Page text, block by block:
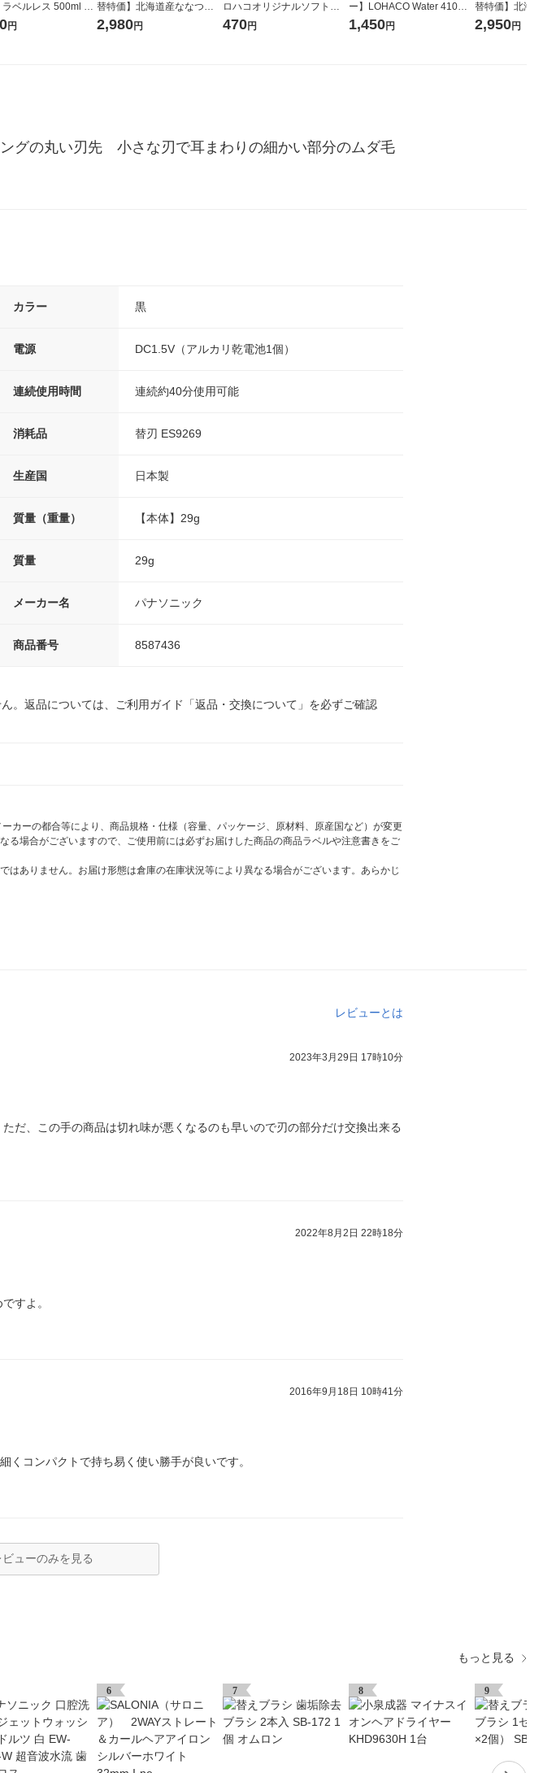
ラベルレス 500ml 1
入）
円
替特価】北海道産ななつぼ
し 無洗米 5kg 1袋 令和7年産
2,980円
ロハコオリジナルソフトパ
ックティッシュ フィオナ オ
470円
ー】LOHACO Water 410ml
1箱（20本入）ラベルレス
1,450円
替特価】北海
し 精白米 5kg
2,950円
グの丸い刃先　小さな刃で耳まわりの細かい部分のムダ毛
カラー 黒
電源 DC1.5V（アルカリ乾電池1個）
連続使用時間 連続約40分使用可能
消耗品 替刃 ES9269
生産国 日本製
質量（重量） 【本体】29g
質量 29g
メーカー名 パナソニック
商品番号 8587436
。返品については、ご利用ガイド「返品・交換について」を必ずご確認
カーの都合等により、商品規格・仕様（容量、パッケージ、原材料、原産国など）が変更
場合がございますので、ご使用前には必ずお届けした商品の商品ラベルや注意書きをご
ありません。お届け形態は倉庫の在庫状況等により異なる場合がございます。あらかじ
レビューとは
2023年3月29日 17時10分
だ、この手の商品は切れ味が悪くなるのも早いので刃の部分だけ交換出来る
2022年8月2日 22時18分
すよ。
2016年9月18日 10時41分
くコンパクトで持ち易く使い勝手が良いです。
ューのみを見る
もっと見る
6 7 8 9